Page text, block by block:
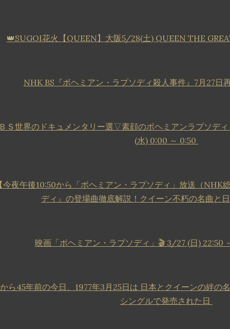
👑SUGOI花火【QUEEN】大阪5/28(土) QUEEN THE
NHK BS『ボヘミアン・ラプソディ殺人事件』7月27日
Ｓ世界のドキュメンタリー選▽素顔のボヘミアンラプソデ
(水) 0:00 ～ 0:50
今夜午後10:50から「ボヘミアン・ラプソディ」放送（NHK
ディ』の登場曲徹底解説！クイーン不朽の名曲と
映画「ボヘミアン・ラプソディ」🎬 3/27 (日) 22:50
ら45年前の今日、1977年3月25日は 日本とクイーンの絆
シングルで発売された日